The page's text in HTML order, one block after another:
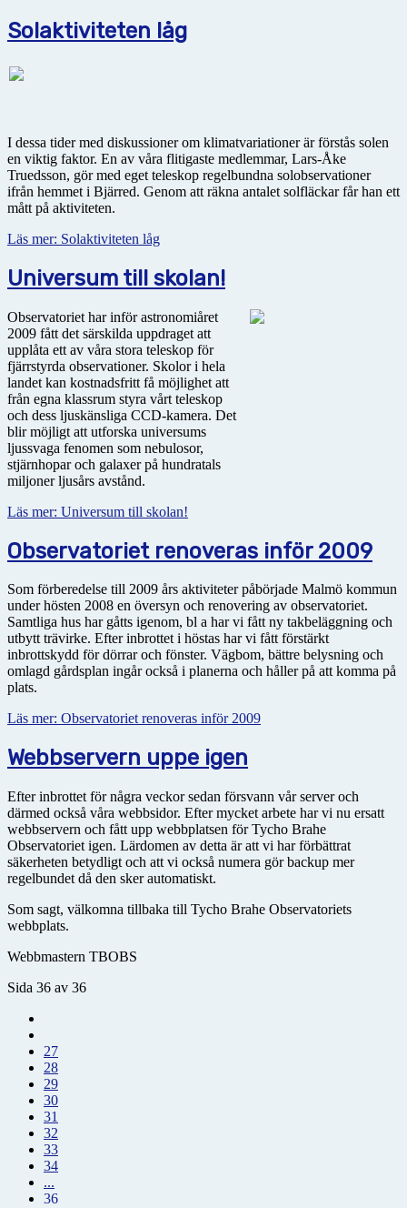
Solaktiviteten låg
I dessa tider med diskussioner om klimatvariationer är förstås solen
en viktig faktor. En av våra flitigaste medlemmar, Lars-Åke
Truedsson, gör med eget teleskop regelbundna solobservationer
ifrån hemmet i Bjärred. Genom att räkna antalet solfläckar får han ett
mått på aktiviteten.
Läs mer: Solaktiviteten låg
Universum till skolan!
Observatoriet har inför astronomiåret
2009 fått det särskilda uppdraget att
upplåta ett av våra stora teleskop för
fjärrstyrda observationer. Skolor i hela
landet kan kostnadsfritt få möjlighet att
från egna klassrum styra vårt teleskop
och dess ljuskänsliga CCD-kamera. Det
blir möjligt att utforska universums
ljussvaga fenomen som nebulosor,
stjärnhopar och galaxer på hundratals
miljoner ljusårs avstånd.
Läs mer: Universum till skolan!
Observatoriet renoveras inför 2009
Som förberedelse till 2009 års aktiviteter påbörjade Malmö kommun
under hösten 2008 en översyn och renovering av observatoriet.
Samtliga hus har gåtts igenom, bl a har vi fått ny takbeläggning och
utbytt trävirke. Efter inbrottet i höstas har vi fått förstärkt
inbrottskydd för dörrar och fönster. Vägbom, bättre belysning och
omlagd gårdsplan ingår också i planerna och håller på att komma på
plats.
Läs mer: Observatoriet renoveras inför 2009
Webbservern uppe igen
Efter inbrottet för några veckor sedan försvann vår server och
därmed också våra webbsidor. Efter mycket arbete har vi nu ersatt
webbservern och fått upp webbplatsen för Tycho Brahe
Observatoriet igen. Lärdomen av detta är att vi har förbättrat
säkerheten betydligt och att vi också numera gör backup mer
regelbundet då den sker automatiskt.
Som sagt, välkomna tillbaka till Tycho Brahe Observatoriets
webbplats.
Webbmastern TBOBS
Sida 36 av 36
27
28
29
30
31
32
33
34
...
36